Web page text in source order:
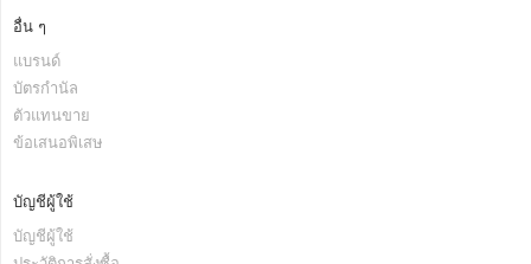
อื่น ๆ
แบรนด์
บัตรกำนัล
ตัวแทนขาย
ข้อเสนอพิเสษ
บัญชีผู้ใช้
บัญชีผู้ใช้